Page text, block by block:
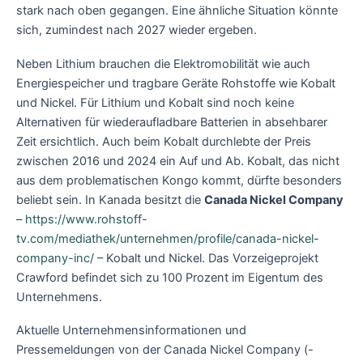
stark nach oben gegangen. Eine ähnliche Situation könnte
sich, zumindest nach 2027 wieder ergeben.
Neben Lithium brauchen die Elektromobilität wie auch
Energiespeicher und tragbare Geräte Rohstoffe wie Kobalt
und Nickel. Für Lithium und Kobalt sind noch keine
Alternativen für wiederaufladbare Batterien in absehbarer
Zeit ersichtlich. Auch beim Kobalt durchlebte der Preis
zwischen 2016 und 2024 ein Auf und Ab. Kobalt, das nicht
aus dem problematischen Kongo kommt, dürfte besonders
beliebt sein. In Kanada besitzt die Canada Nickel Company
– https://www.rohstoff-
tv.com/mediathek/unternehmen/profile/canada-nickel-
company-inc/ – Kobalt und Nickel. Das Vorzeigeprojekt
Crawford befindet sich zu 100 Prozent im Eigentum des
Unternehmens.
Aktuelle Unternehmensinformationen und
Pressemeldungen von der Canada Nickel Company (-